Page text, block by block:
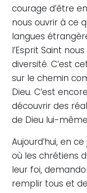
courage d’être
nous ouvrir à ce
langues
l’Esprit Saint
diversité. C’est
sur le chemin
Dieu. C’est
découvrir des
de Dieu lui-
Aujourd’hui, en
où les chrétiens
leur foi,
remplir tous et